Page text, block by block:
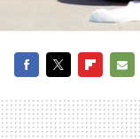
MAIL